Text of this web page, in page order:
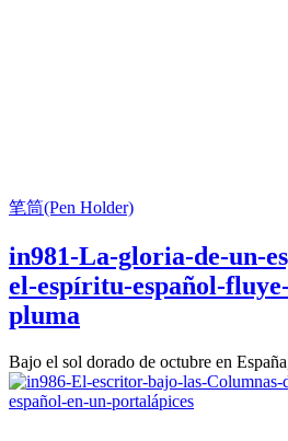
笔筒(Pen Holder)
in981-La-gloria-de-un-
el-espíritu-español-
pluma
Bajo el sol dorado de octubre en